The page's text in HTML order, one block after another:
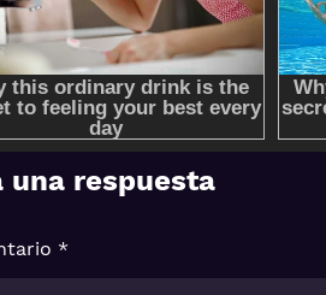
una respuesta
*